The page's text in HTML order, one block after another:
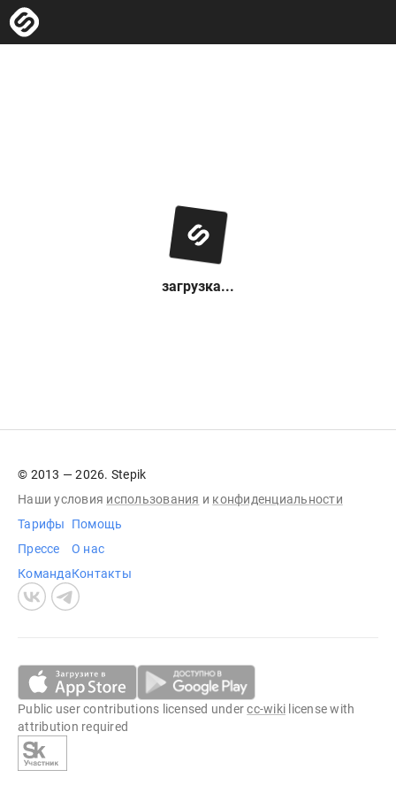
загрузка...
© 2013 — 2026. Stepik
Наши условия использования и конфиденциальности
Тарифы
Прессе
Команда
Помощь
О нас
Контакты
Public user contributions licensed undercc-wiki license with
attribution required